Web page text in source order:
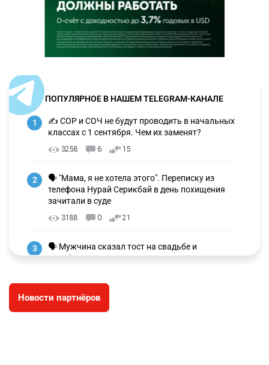
ПОПУЛЯРНОЕ В НАШЕМ TELEGRAM-КАНАЛЕ
1
✍️ СОР и СОЧ не будут проводить в начальных
классах с 1 сентября. Чем их заменят?
3258 6 15
2
🗣 "Мама, я не хотела этого". Переписку из
телефона Нурай Серикбай в день похищения
зачитали в суде
3188 0 21
3
🗣 Мужчина сказал тост на свадьбе и
заработал уголовное дело
🐏 Скота больше, а мясо дороже. Почему в
Казахстане продолжают расти цены на
Новости партнёров